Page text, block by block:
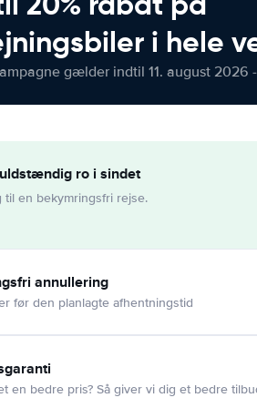
i hele
gælder indtil 11. august 2026
ro i sindet
til en bekymringsfri rejse.
annullering
før den planlagte afhentningstid
en bedre pris? Så giver vi dig et bedre